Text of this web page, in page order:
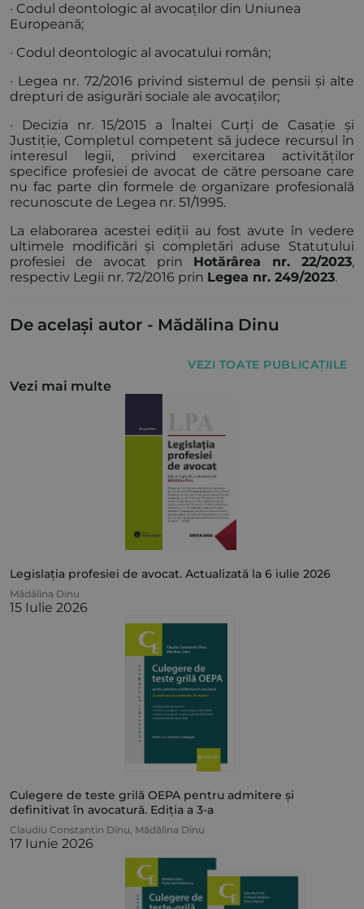
· Codul deontologic al avocaților din Uniunea
Europeană;
· Codul deontologic al avocatului român;
· Legea nr. 72/2016 privind sistemul de pensii și alte
drepturi de asigurări sociale ale avocaților;
· Decizia nr. 15/2015 a Înaltei Curți de Casație și
Justiție, Completul competent să judece recursul în
interesul legii, privind exercitarea activităților
specifice profesiei de avocat de către persoane care
nu fac parte din formele de organizare profesională
recunoscute de Legea nr. 51/1995.
La elaborarea acestei ediții au fost avute în vedere
ultimele modificări și completări aduse Statutului
profesiei de avocat prin Hotărârea nr. 22/2023,
respectiv Legii nr. 72/2016 prin Legea nr. 249/2023.
De același autor - Mădălina Dinu
VEZI TOATE PUBLICAȚIILE
Vezi mai multe
Legislația profesiei de avocat. Actualizată la 6 iulie 2026
Mădălina Dinu
15 Iulie 2026
Culegere de teste grilă OEPA pentru admitere și
definitivat în avocatură. Ediția a 3-a
Claudiu Constantin Dinu, Mădălina Dinu
17 Iunie 2026